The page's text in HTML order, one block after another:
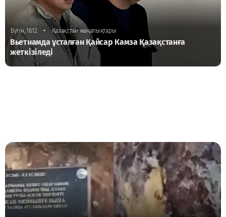
Бүгін, 16:12 • Қазақстан жаңалықтары
Вьетнамда ұсталған Қайсар Камза Қазақстанға
жеткізіледі